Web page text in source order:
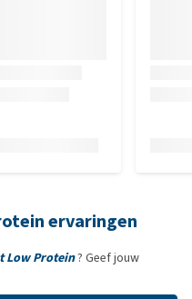
ervaringen
Low Protein? Geef jouw